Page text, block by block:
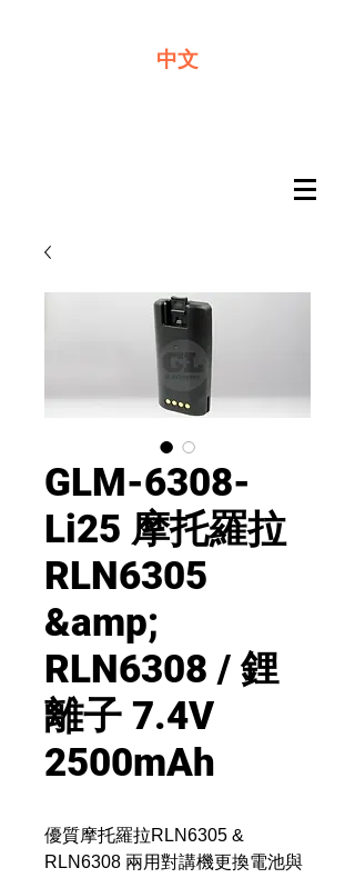
中文
GLM-6308-
Li25 摩托羅拉
RLN6305
&amp;
RLN6308 / 鋰
離子 7.4V
2500mAh
優質摩托羅拉RLN6305 &
RLN6308 兩用對講機更換電池與